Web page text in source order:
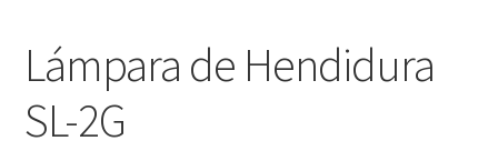
Lámpara de Hendidura
SL-2G